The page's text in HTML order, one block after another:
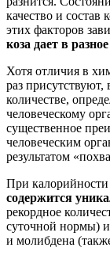
качество и состав
этих факторов
коза дает в
Хотя отличия в
раз присутствуют,
количестве,
человеческому
существенное
человеческим
результатом
При калорийности
содержится
рекордное
суточной нормы)
и молибдена